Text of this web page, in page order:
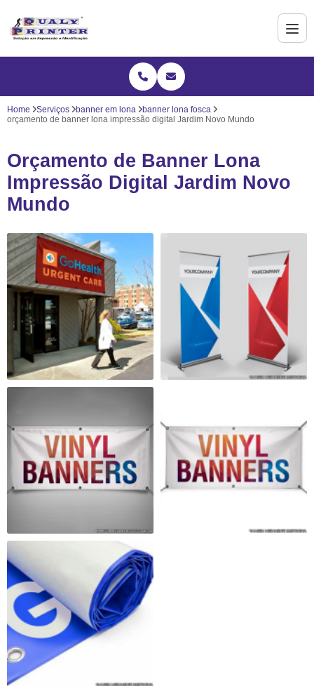
Home Serviços banner em lona
banner lona fosca
orçamento de banner lona impressão digital Jardim Novo Mundo
Orçamento de Banner Lona
Impressão Digital Jardim Novo
Mundo